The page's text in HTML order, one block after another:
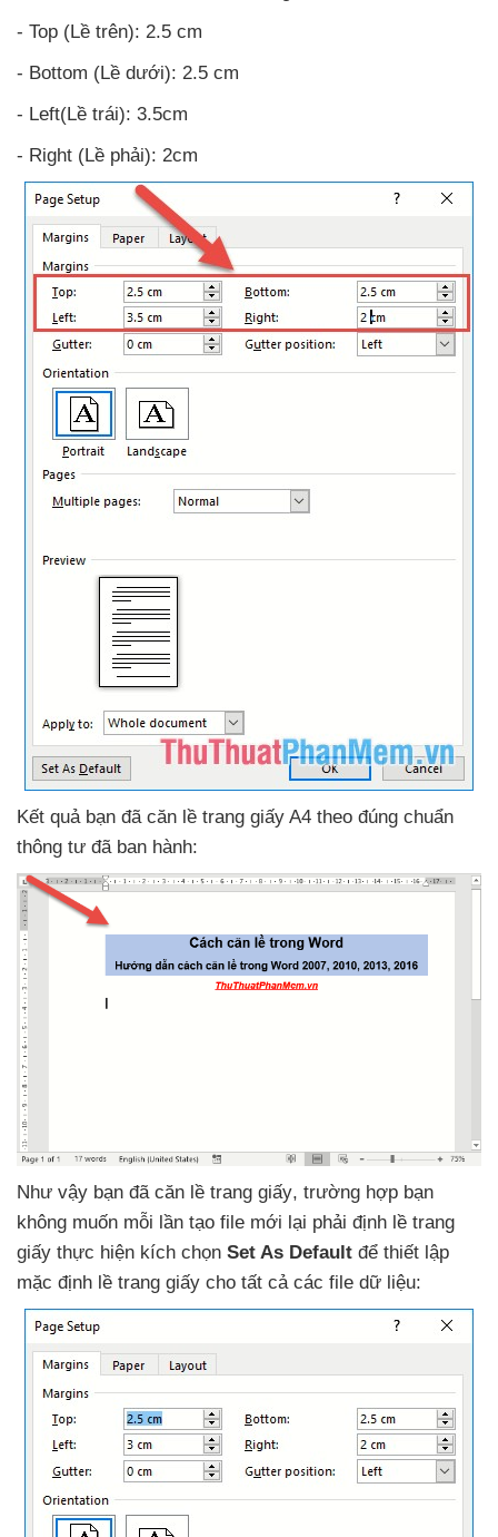
- Top (Lề trên): 2.5 cm
- Bottom (Lề dưới): 2.5 cm
- Left(Lề trái): 3.5cm
- Right (Lề phải): 2cm
Kết quả bạn đã căn lề trang giấy A4 theo đúng chuẩn
thông tư đã ban hành:
Như vậy bạn đã căn lề trang giấy, trường hợp bạn
không muốn mỗi lần tạo file mới lại phải định lề trang
giấy thực hiện kích chọn Set As Default để thiết lập
mặc định lề trang giấy cho tất cả các file dữ liệu: